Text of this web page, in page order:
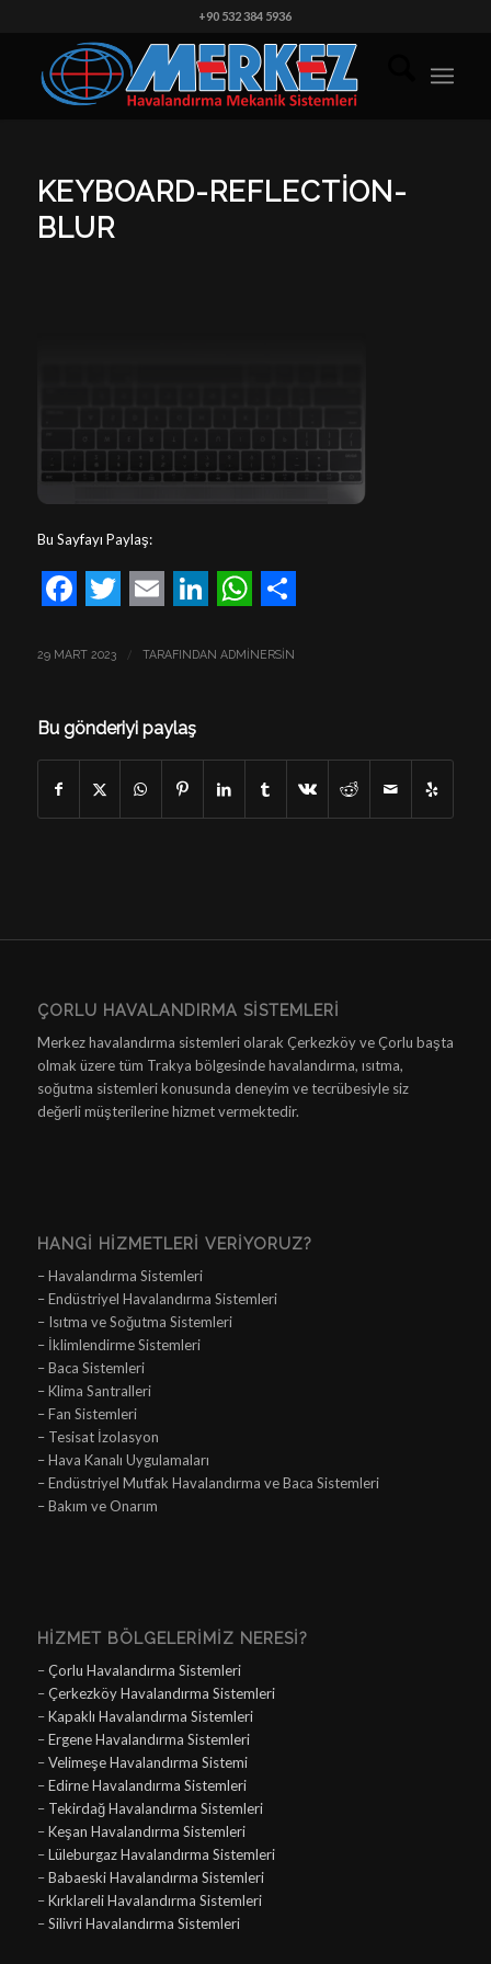
+90 532 384 5936
KEYBOARD-REFLECTION-
BLUR
Bu Sayfayı Paylaş:
29 MART 2023 / TARAFINDAN ADMINERSIN
Bu gönderiyi paylaş
ÇORLU HAVALANDIRMA SISTEMLERI
Merkez havalandırma sistemleri olarak Çerkezköy ve Çorlu başta
olmak üzere tüm Trakya bölgesinde havalandırma, ısıtma,
soğutma sistemleri konusunda deneyim ve tecrübesiyle siz
değerli müşterilerine hizmet vermektedir.
HANGI HIZMETLERI VERIYORUZ?
– Havalandırma Sistemleri
– Endüstriyel Havalandırma Sistemleri
– Isıtma ve Soğutma Sistemleri
– İklimlendirme Sistemleri
– Baca Sistemleri
– Klima Santralleri
– Fan Sistemleri
– Tesisat İzolasyon
– Hava Kanalı Uygulamaları
– Endüstriyel Mutfak Havalandırma ve Baca Sistemleri
– Bakım ve Onarım
HIZMET BÖLGELERIMIZ NERESI?
–Çorlu Havalandırma Sistemleri
–Çerkezköy Havalandırma Sistemleri
–Kapaklı Havalandırma Sistemleri
–Ergene Havalandırma Sistemleri
–Velimeşe Havalandırma Sistemi
–Edirne Havalandırma Sistemleri
– Tekirdağ Havalandırma Sistemleri
–Keşan Havalandırma Sistemleri
–Lüleburgaz Havalandırma Sistemleri
–Babaeski Havalandırma Sistemleri
–Kırklareli Havalandırma Sistemleri
–Silivri Havalandırma Sistemleri